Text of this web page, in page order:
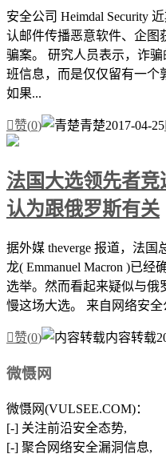
安全公司 Heimdal Security
认邮件传播恶意软件、企图
骗案。 研究人员表示，诈
班信息，而是仅仅留有一个
如果...
赞(0) 青楚2017-04-25
法国大选领先者
认为跟俄罗斯有关
据外媒 theverge 报道，法
龙( Emmanuel Macron )已
选举。然而看起来疑似与俄
慢这场大选。 来自网络安全
赞(0) 内容转载
微慑网
微慑网(VULSEE.COM)：
[-] 关注前沿安全态势,
[-] 聚合网络安全漏洞信息,